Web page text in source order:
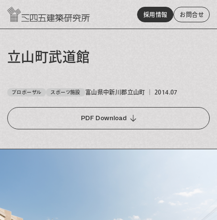
採用情報 お問合せ
立山町武道館
プロポーザル スポーツ施設 富山県中新川郡立山町 2014.07
PDF Download